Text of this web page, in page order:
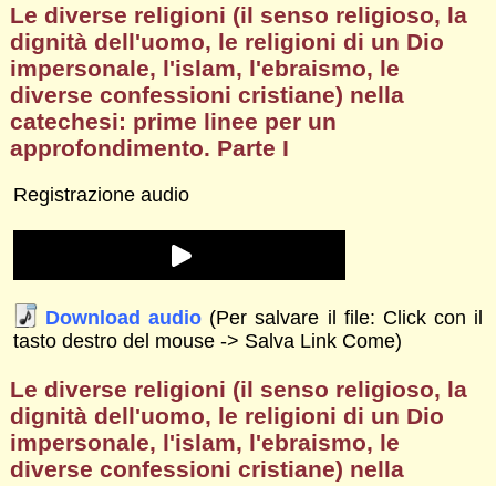
Le diverse religioni (il senso religioso, la
dignità dell'uomo, le religioni di un Dio
impersonale, l'islam, l'ebraismo, le
diverse confessioni cristiane) nella
catechesi: prime linee per un
approfondimento. Parte I
Registrazione audio
Download audio (Per salvare il file: Click con il
tasto destro del mouse -> Salva Link Come)
Le diverse religioni (il senso religioso, la
dignità dell'uomo, le religioni di un Dio
impersonale, l'islam, l'ebraismo, le
diverse confessioni cristiane) nella